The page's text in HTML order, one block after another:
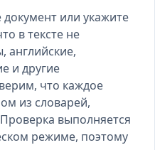
документ или укажите
в тексте не
английские,
и другие
что каждое
из словарей,
выполняется
режиме, поэтому